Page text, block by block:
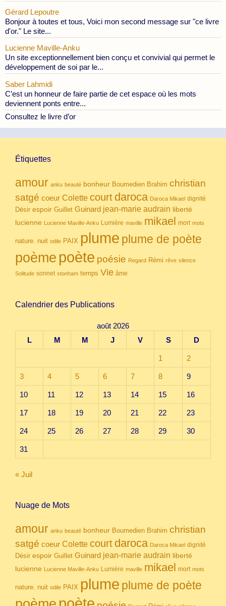
Gérard Lepoutre
Bonjour à toutes et tous, Voici mon second message sur "ce livre
d'or." Le site...
Lucienne Maville-Anku
Un site exceptionnellement bien conçu et convivial qui permet le
développement de soi par le...
Saber Lahmidi
C’est un honneur de faire partie de cet espace où les mots
deviennent ponts entre...
Consultez le livre d’or
Étiquettes
amour anku beauté bonheur Boumedien Brahim christian
satgé coeur Colette court daroca Daroca Mikael dignité
Désir espoir Guillet Guinard jean-marie audrain liberté
lucienne Lucienne Maville-Anku Lumière maville mikael mort mots
nature. nuit odile PAIX plume plume de poète
poème poète poésie Regard Rémi rêve silence
Solitude sonnet stonham temps Vie âme
Calendrier des Publications
août 2026
L
M M J V S D
1 2
3 4 5 6 7 8 9
10 11 12 13 14 15 16
17 18 19 20 21 22 23
24 25 26 27 28 29 30
31
« Juil
Nuage de Mots
amour anku beauté bonheur Boumedien Brahim christian
satgé coeur Colette court daroca Daroca Mikael dignité
Désir espoir Guillet Guinard jean-marie audrain liberté
lucienne Lucienne Maville-Anku Lumière maville mikael mort mots
nature. nuit odile PAIX plume plume de poète